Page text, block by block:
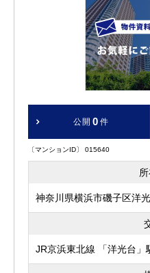
公開 0 件
〔マンションID〕 015640
神奈川県横浜市磯子区洋
JR京浜東北線 「洋光台」